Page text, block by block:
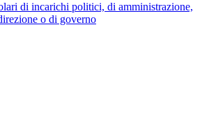
di incarichi politici, di amministrazione,
o di governo